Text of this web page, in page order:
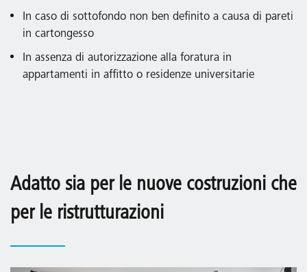
In caso di sottofondo non ben definito a causa di pareti
in cartongesso
In assenza di autorizzazione alla foratura in
appartamenti in affitto o residenze universitarie
Adatto sia per le nuove costruzioni che
per le ristrutturazioni